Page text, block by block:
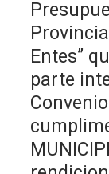
Entes”
parte